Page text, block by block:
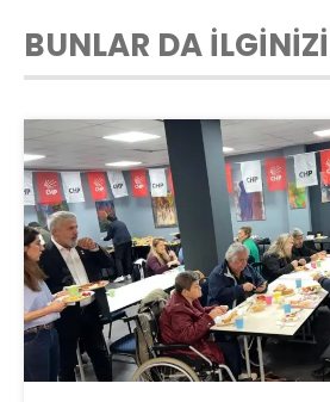
BUNLAR DA